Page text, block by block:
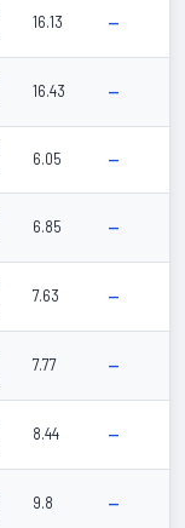
16.13 —
16.43 —
6.05 —
6.85 —
7.63 —
7.77 —
8.44 —
9.8 —